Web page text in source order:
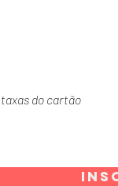
taxas do cartão